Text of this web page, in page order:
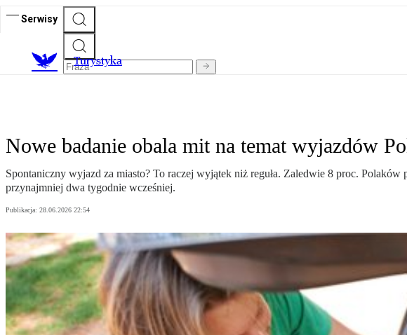
Serwisy
Turystyka
Nowe badanie obala mit na temat wyjazdów
Spontaniczny wyjazd za miasto? To raczej wyjątek niż reguła. Zaledwie 8 proc.
przynajmniej dwa tygodnie wcześniej.
Publikacja: 28.06.2026 22:54